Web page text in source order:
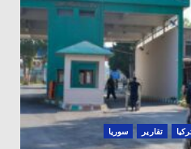
تقارير سوريا